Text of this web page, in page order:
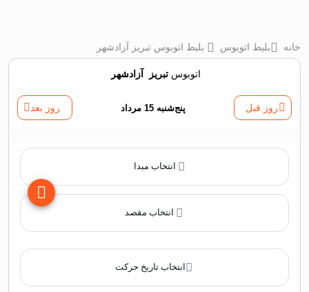
خانه بلیط اتوبوس بلیط اتوبوس تبريز آزادشهر
اتوبوس تبريز آزادشهر
روز قبل پنج‌شنبه 15 مرداد روز بعد
انتخاب تاریخ حرکت